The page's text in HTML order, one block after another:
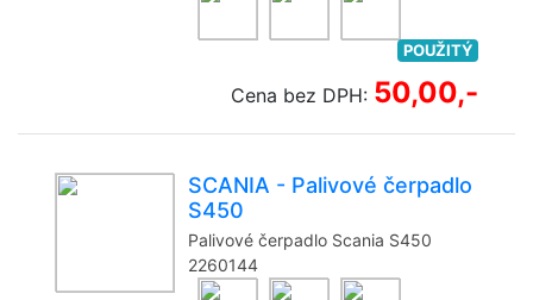
POUŽITÝ
Cena bez DPH: 50,00,-
SCANIA - Palivové čerpadlo
S450
Palivové čerpadlo Scania S450
2260144